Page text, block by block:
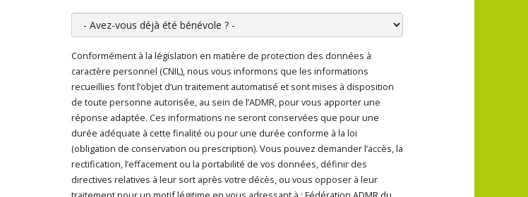
Avez-vous déjà été bénévole ?
En cliquant sur "Envoyer", je consens au traitement de mes données à
caractère personnel*
Conformément à la législation en matière de protection des données à
caractère personnel (CNIL), nous vous informons que les informations
recueillies font l’objet d’un traitement automatisé et sont mises à disposition
de toute personne autorisée, au sein de l’ADMR, pour vous apporter une
réponse adaptée. Ces informations ne seront conservées que pour une
durée adéquate à cette finalité ou pour une durée conforme à la loi
(obligation de conservation ou prescription). Vous pouvez demander l’accès, la
rectification, l’effacement ou la portabilité de vos données, définir des
directives relatives à leur sort après votre décès, ou vous opposer à leur